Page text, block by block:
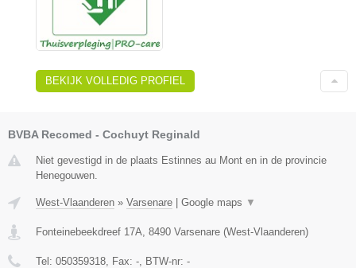
BEKIJK VOLLEDIG PROFIEL
BVBA Recomed - Cochuyt Reginald
Niet gevestigd in de plaats Estinnes au Mont en in de provincie
Henegouwen.
West-Vlaanderen » Varsenare | Google maps ▼
Fonteinebeekdreef 17A 8490 Varsenare (West-Vlaanderen)
Tel: 050359318 , Fax: - , BTW-nr: -